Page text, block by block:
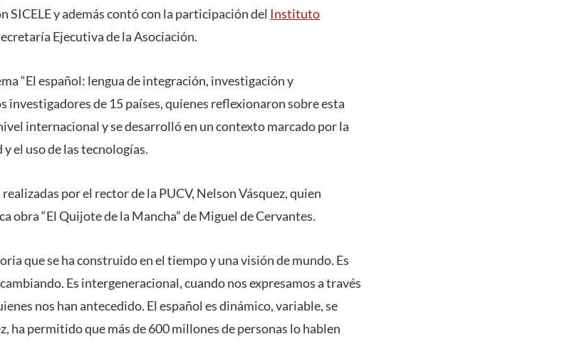
SICELE y además contó con la participación del Instituto
Ejecutiva de la Asociación.
“El español: lengua de integración, investigación y
investigadores de 15 países, quienes reflexionaron sobre esta
internacional y se desarrolló en un contexto marcado por la
el uso de las tecnologías.
por el rector de la PUCV, Nelson Vásquez, quien
obra “El Quijote de la Mancha” de Miguel de Cervantes.
que se ha construido en el tiempo y una visión de mundo. Es
Es intergeneracional, cuando nos expresamos a través
nos han antecedido. El español es dinámico, variable, se
ha permitido que más de 600 millones de personas lo hablen